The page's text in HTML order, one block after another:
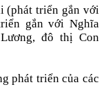
(phát triển gắn với
gắn với Nghĩa
đô thị Con
phát triển của các